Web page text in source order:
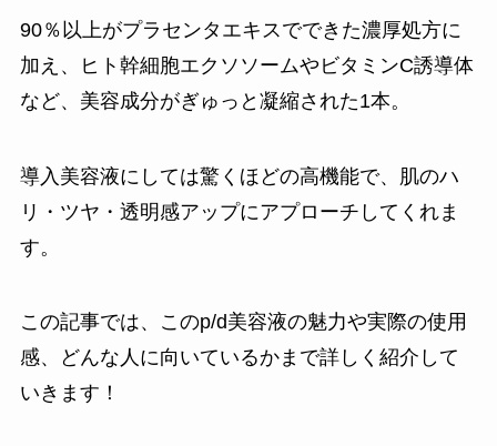
90％以上がプラセンタエキスでできた濃厚処方に
加え、ヒト幹細胞エクソソームやビタミンC誘導体
など、美容成分がぎゅっと凝縮された1本。
導入美容液にしては驚くほどの高機能で、肌のハ
リ・ツヤ・透明感アップにアプローチしてくれま
す。
この記事では、このp/d美容液の魅力や実際の使用
感、どんな人に向いているかまで詳しく紹介して
いきます！